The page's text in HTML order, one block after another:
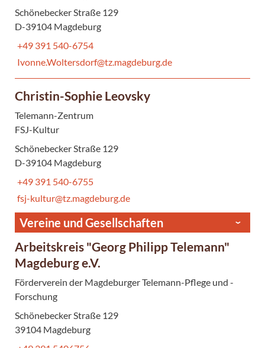
Schönebecker Straße 129
D-39104 Magdeburg
+49 391 540-6754
Ivonne.Woltersdorf@tz.magdeburg.de
Christin-Sophie Leovsky
Telemann-Zentrum
FSJ-Kultur
Schönebecker Straße 129
D-39104 Magdeburg
+49 391 540-6755
fsj-kultur@tz.magdeburg.de
Vereine und Gesellschaften
Arbeitskreis "Georg Philipp Telemann"
Magdeburg e.V.
Förderverein der Magdeburger Telemann-Pflege und -
Forschung
Schönebecker Straße 129
39104 Magdeburg